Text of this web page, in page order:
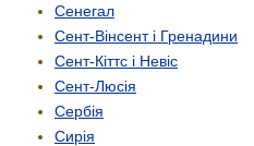
Сенегал
Сент-Вінсент і Гренадини
Сент-Кіттс і Невіс
Сент-Люсія
Сербія
Сирія